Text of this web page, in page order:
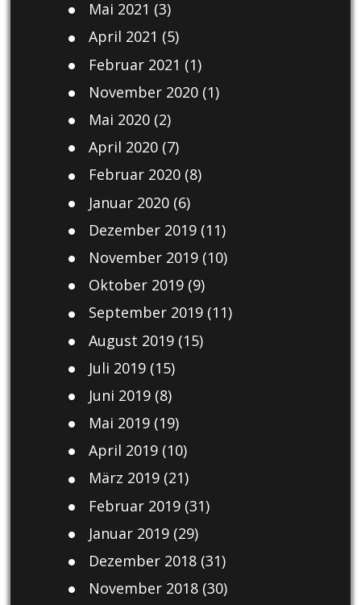
Mai 2021 (3)
April 2021 (5)
Februar 2021 (1)
November 2020(1)
Mai 2020(2)
April 2020(7)
Februar 2020(8)
Januar 2020(6)
Dezember 2019(11)
November 2019(10)
Oktober 2019(9)
September 2019(11)
August 2019(15)
Juli 2019(15)
Juni 2019(8)
Mai 2019(19)
April 2019(10)
März 2019(21)
Februar 2019(31)
Januar 2019(29)
Dezember 2018(31)
November 2018(30)